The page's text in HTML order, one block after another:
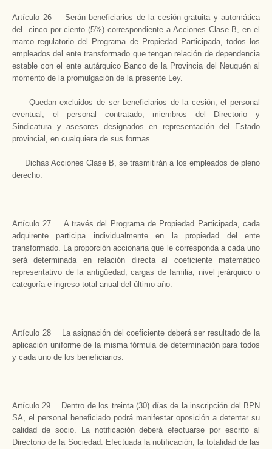
Artículo 26 Serán beneficiarios de la cesión gratuita y automática
del cinco por ciento (5%) correspondiente a Acciones Clase B, en el
marco regulatorio del Programa de Propiedad Participada, todos los
empleados del ente transformado que tengan relación de dependencia
estable con el ente autárquico Banco de la Provincia del Neuquén al
momento de la promulgación de la presente Ley.
Quedan excluidos de ser beneficiarios de la cesión, el personal
eventual, el personal contratado, miembros del Directorio y
Sindicatura y asesores designados en representación del Estado
provincial, en cualquiera de sus formas.
Dichas Acciones Clase B, se trasmitirán a los empleados de pleno
derecho.
Artículo 27 A través del Programa de Propiedad Participada, cada
adquirente participa individualmente en la propiedad del ente
transformado. La proporción accionaria que le corresponda a cada uno
será determinada en relación directa al coeficiente matemático
representativo de la antigüedad, cargas de familia, nivel jerárquico o
categoría e ingreso total anual del último año.
Artículo 28 La asignación del coeficiente deberá ser resultado de la
aplicación uniforme de la misma fórmula de determinación para todos
y cada uno de los beneficiarios.
Artículo 29 Dentro de los treinta (30) días de la inscripción del BPN
SA, el personal beneficiado podrá manifestar oposición a detentar su
calidad de socio. La notificación deberá efectuarse por escrito al
Directorio de la Sociedad. Efectuada la notificación, la totalidad de las